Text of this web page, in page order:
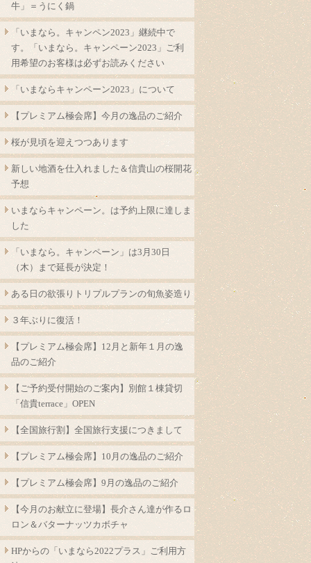
牛」＝うにく鍋
「いまなら。キャンペン2023」継続中で
す。「いまなら。キャンペーン2023」ご利
用希望のお客様は必ずお読みください
「いまならキャンペーン2023」について
【プレミアム極会席】今月の逸品のご紹介
桜が見頃を迎えつつあります
新しい地酒を仕入れました＆信貴山の桜開花
予想
いまならキャンペーン。は予約上限に達しま
した
「いまなら。キャンペーン」は3月30日
（木）まで延長が決定！
ある日の欲張りトリプルプランの旬魚姿造り
３年ぶりに復活！
【プレミアム極会席】12月と新年１月の逸
品のご紹介
【ご予約受付開始のご案内】別館１棟貸切
「信貴terrace」OPEN
【全国旅行割】全国旅行支援につきまして
【プレミアム極会席】10月の逸品のご紹介
【プレミアム極会席】9月の逸品のご紹介
【今月のお献立に登場】長介さん達が作るロ
ロン＆バターナッツカボチャ
HPからの「いまなら2022プラス」ご利用方